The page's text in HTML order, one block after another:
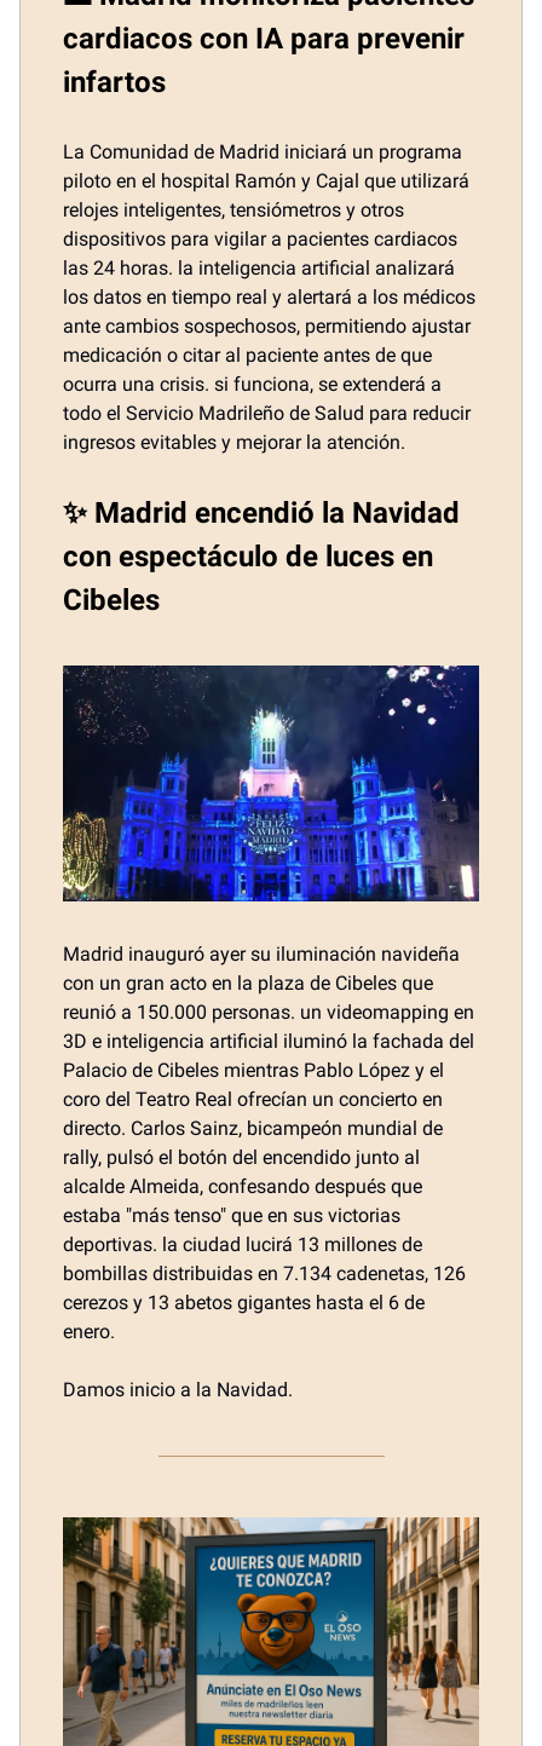
cardiacos con IA para prevenir
infartos
La Comunidad de Madrid iniciará un programa
piloto en el hospital Ramón y Cajal que utilizará
relojes inteligentes, tensiómetros y otros
dispositivos para vigilar a pacientes cardiacos
las 24 horas. la inteligencia artificial analizará
los datos en tiempo real y alertará a los médicos
ante cambios sospechosos, permitiendo ajustar
medicación o citar al paciente antes de que
ocurra una crisis. si funciona, se extenderá a
todo el Servicio Madrileño de Salud para reducir
ingresos evitables y mejorar la atención.
✨ Madrid encendió la Navidad
con espectáculo de luces en
Cibeles
Madrid inauguró ayer su iluminación navideña
con un gran acto en la plaza de Cibeles que
reunió a 150.000 personas. un videomapping en
3D e inteligencia artificial iluminó la fachada del
Palacio de Cibeles mientras Pablo López y el
coro del Teatro Real ofrecían un concierto en
directo. Carlos Sainz, bicampeón mundial de
rally, pulsó el botón del encendido junto al
alcalde Almeida, confesando después que
estaba "más tenso" que en sus victorias
deportivas. la ciudad lucirá 13 millones de
bombillas distribuidas en 7.134 cadenetas, 126
cerezos y 13 abetos gigantes hasta el 6 de
enero.
Damos inicio a la Navidad.